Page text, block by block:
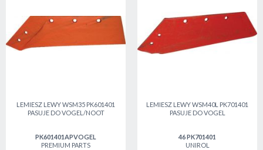
LEMIESZ LEWY WSM35 PK601401
PASUJE DO VOGEL/NOOT
PK601401APVOGEL
PREMIUM PARTS
LEMIESZ LEWY WSM40L PK701401
PASUJE DO VOGEL
46 PK701401
UNIROL